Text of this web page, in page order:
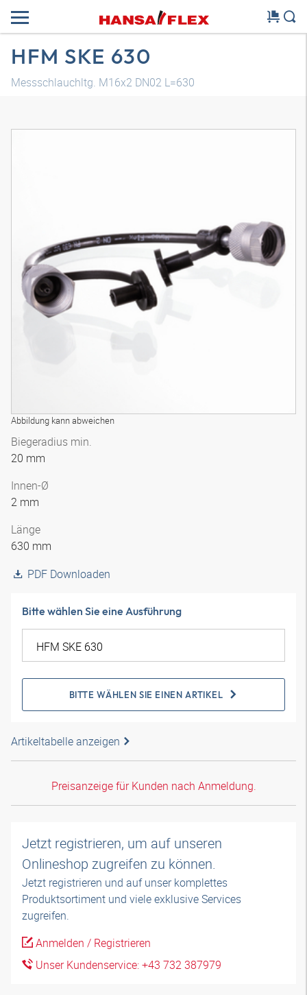
HFM SKE 630
Messschlauchltg. M16x2 DN02 L=630
Abbildung kann abweichen
Biegeradius min.
20 mm
Innen-Ø
2 mm
Länge
630 mm
PDF Downloaden
Bitte wählen Sie eine Ausführung
BITTE WÄHLEN SIE EINEN ARTIKEL
Artikeltabelle anzeigen
Preisanzeige für Kunden nach Anmeldung.
Jetzt registrieren, um auf unseren
Onlineshop zugreifen zu können.
Jetzt registrieren und auf unser komplettes
Produktsortiment und viele exklusive Services
zugreifen.
Anmelden / Registrieren
Unser Kundenservice: +43 732 387979